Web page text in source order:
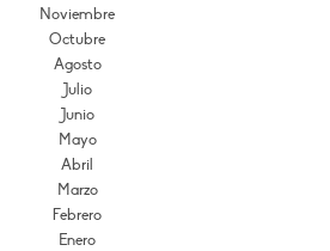
Noviembre
Octubre
Agosto
Julio
Junio
Mayo
Abril
Marzo
Febrero
Enero